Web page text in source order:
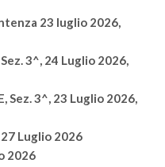
23 luglio 2026,
3^, 24 Luglio 2026,
Sez. 3^, 23 Luglio 2026,
27 Luglio 2026
2026